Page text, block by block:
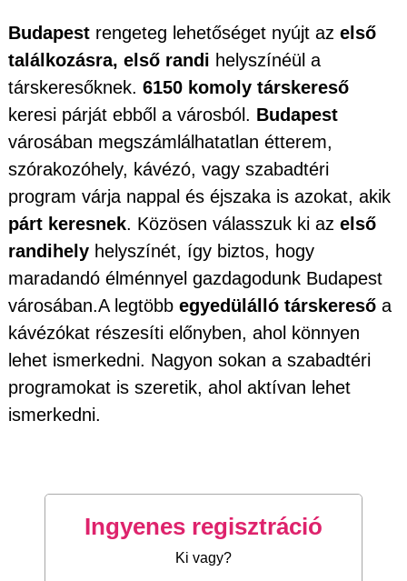
Budapest rengeteg lehetőséget nyújt az első
találkozásra, első randi helyszínéül a
társkeresőknek. 6150 komoly társkereső
keresi párját ebből a városból. Budapest
városában megszámlálhatatlan étterem,
szórakozóhely, kávézó, vagy szabadtéri
program várja nappal és éjszaka is azokat, akik
párt keresnek. Közösen válasszuk ki az első
randihely helyszínét, így biztos, hogy
maradandó élménnyel gazdagodunk Budapest
városában.A legtöbb egyedülálló társkereső a
kávézókat részesíti előnyben, ahol könnyen
lehet ismerkedni. Nagyon sokan a szabadtéri
programokat is szeretik, ahol aktívan lehet
ismerkedni.
Ingyenes regisztráció
Ki vagy?